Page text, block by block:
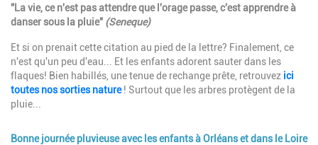
Description
"La vie, ce n'est pas attendre que l'orage passe, c'est apprendre à
danser sous la pluie" (Seneque)
Et si on prenait cette citation au pied de la lettre? Finalement, ce
n'est qu'un peu d'eau... Et les enfants adorent sauter dans les
flaques! Bien habillés, une tenue de rechange prête, retrouvez ici
toutes nos sorties nature ! Surtout que les arbres protègent de la
pluie...
Bonne journée pluvieuse avec les enfants à Orléans et dans le Loire